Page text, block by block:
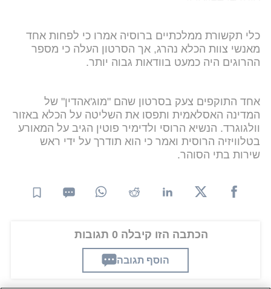
כלי תקשורת ממלכתיים ברוסיה אמרו כי לפחות אחד
מאנשי צוות הכלא נהרג, אך הסרטון העלה כי מספר
ההרוגים היה כמעט בוודאות גבוה יותר.
אחד התוקפים צעק בסרטון שהם "מוג'אהדין" של
המדינה האסלאמית ותפסו את השליטה על הכלא באזור
וולגוגרד. הנשיא הרוסי ולדימיר פוטין הגיב על המאורע
בטלוויזיה הרוסית ואמר כי הוא תודרך על ידי ראש
שירות בתי הסוהר.
הכתבה הזו קיבלה 0 תגובות
הוסף תגובה